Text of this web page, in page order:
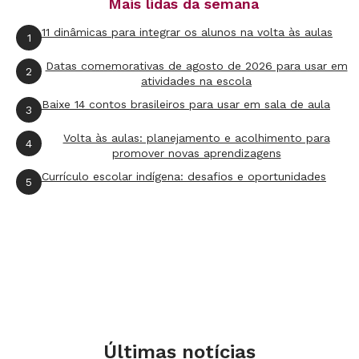
2ª etapa
Ao retomar as anotações feitas na aula anterior
sobre os capítulos do livro e a turma
desenvolverá uma discussão sobre quem são os
responsáveis pela preservação do ambiente,
quais são as soluções para resolver os
problemas ambientais, o que cada um deles
Mais lidas da semana
1 11 dinâmicas para integrar os alunos na volta às aulas
2
Datas comemorativas de agosto de 2026 para usar em
atividades na escola
3 Baixe 14 contos brasileiros para usar em sala de aula
4
Volta às aulas: planejamento e acolhimento para
promover novas aprendizagens
5 Currículo escolar indígena: desafios e oportunidades
Últimas notícias